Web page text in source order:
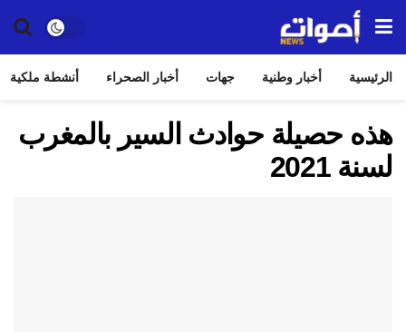
الرئيسية أخبار وطنية جهات أخبار الصحراء أنشطة ملكية
هذه حصيلة حوادث السير بالمغرب
لسنة 2021